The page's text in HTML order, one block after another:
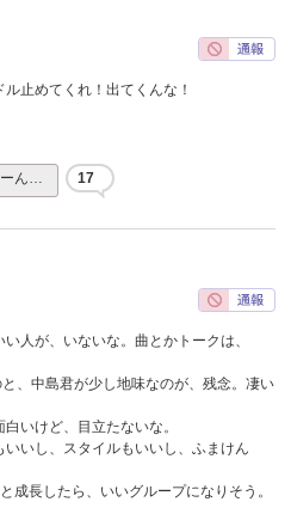
止めてくれ！出てくんな！
ーん… 17
人が、いないな。曲とかトークは、
、中島君が少し地味なのが、残念。凄い
いけど、目立たないな。
いし、スタイルもいいし、ふまけん
成長したら、いいグループになりそう。